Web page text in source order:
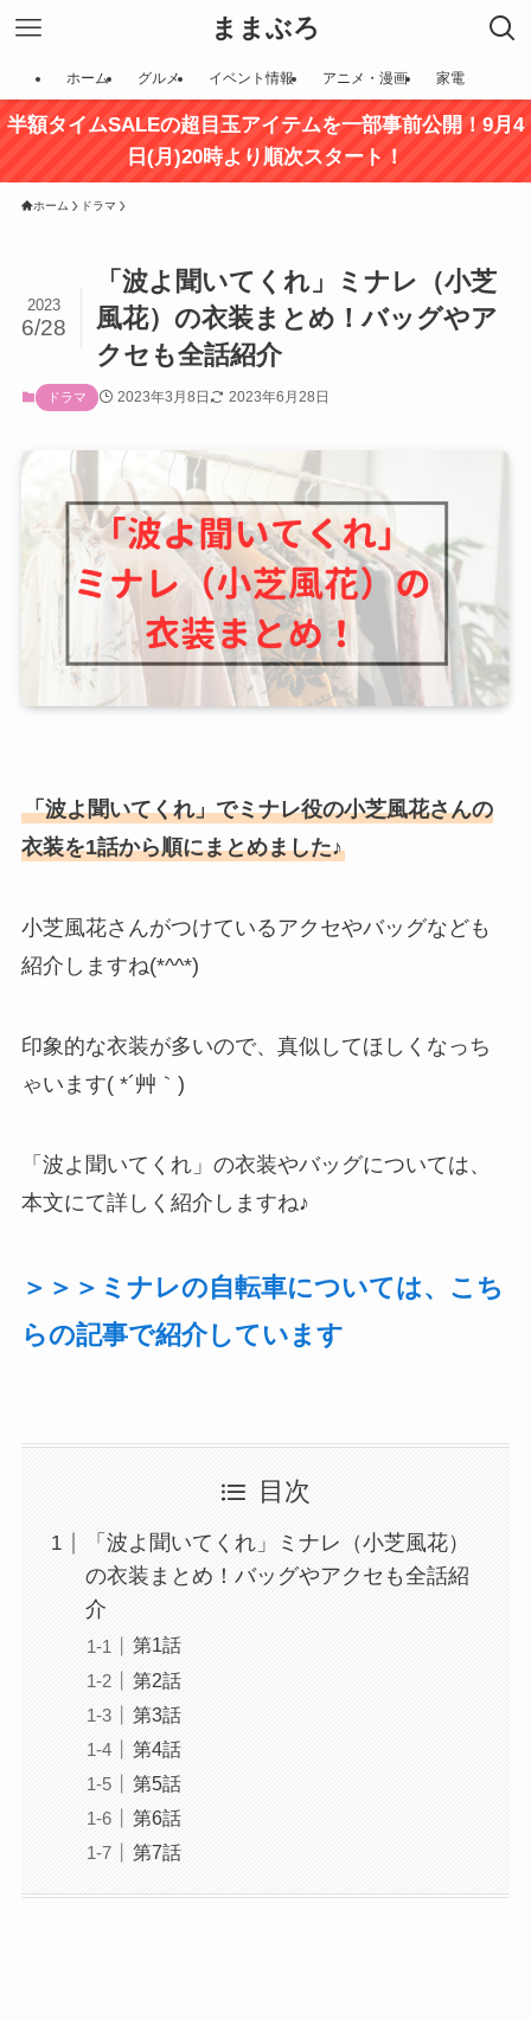
ままぶろ
ホーム グルメ イベント情報 アニメ・漫画 家電
半額タイムSALEの超目玉アイテムを一部事前公開！9月4
日(月)20時より順次スタート！
ホーム ドラマ
「波よ聞いてくれ」ミナレ（小芝
風花）の衣装まとめ！バッグやア
クセも全話紹介
2023
6/28
ドラマ 2023年3月8日 2023年6月28日
「波よ聞いてくれ」でミナレ役の小芝風花さんの
衣装を1話から順にまとめました♪
小芝風花さんがつけているアクセやバッグなども
紹介しますね(*^^*)
印象的な衣装が多いので、真似してほしくなっち
ゃいます( *´艸｀)
「波よ聞いてくれ」の衣装やバッグについては、
本文にて詳しく紹介しますね♪
＞＞＞ミナレの自転車については、こち
らの記事で紹介しています
目次
「波よ聞いてくれ」ミナレ（小芝風花）
の衣装まとめ！バッグやアクセも全話紹
介
第1話
第2話
第3話
第4話
第5話
第6話
第7話